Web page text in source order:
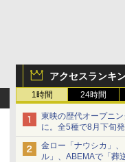
アクセスランキ
1時間 24時間
東映の歴代オープニ
に。全5種で8月下旬
金ロー「ナウシカ」
ル」、ABEMAで「葬